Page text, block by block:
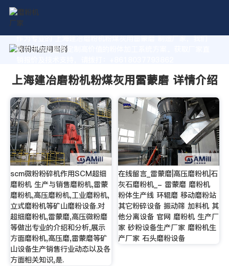
作为专业的 上海建冶磨粉机粉煤灰用雷蒙磨 制造厂家，我们
致力于为您量身定制高价值的粉体加工系统方案。获取厂家直
上海建冶磨粉机粉煤灰用雷蒙磨 详情介绍
scm微粉粉碎机作用SCM超细
磨粉机 生产与销售磨粉机,雷蒙
磨粉机,高压磨粉机,工业磨粉机,
立式磨粉机等矿山磨粉设备.对
超细磨粉机,雷蒙磨,高压微粉磨
等做出专业的介绍和分析,展示
方面磨粉机,高压磨,雷蒙磨等矿
山设备生产销售行业动态以及各
方面相关知识,是.
在线留言_雷蒙磨|高压磨粉机|石
灰石磨粉机_- 雷蒙磨 磨粉机
粉体生产线 环辊磨 移动磨粉站
其它粉碎设备 振动筛 加料机 其
他分离设备 官网 磨粉机 生产厂
家 砂粉设备生产厂家 磨粉机生
产厂家 石头磨粉设备